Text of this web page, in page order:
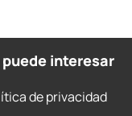
puede interesar
de privacidad